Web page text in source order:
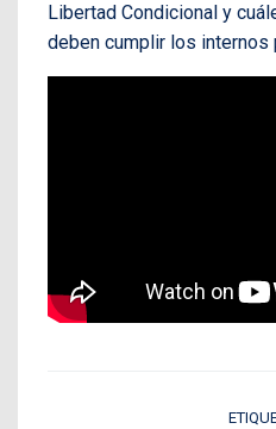
Libertad Condicional y
deben cumplir los internos